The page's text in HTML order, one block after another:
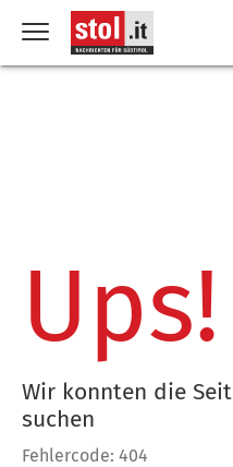
Ups!
Wir konnten die
suchen
Fehlercode: 404